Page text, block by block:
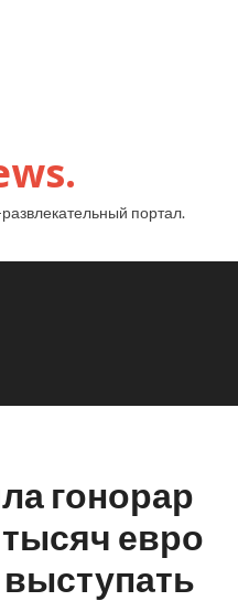
портал.
гонорар
евро
выступать